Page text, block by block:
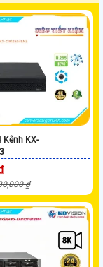
Kênh KX-
₫